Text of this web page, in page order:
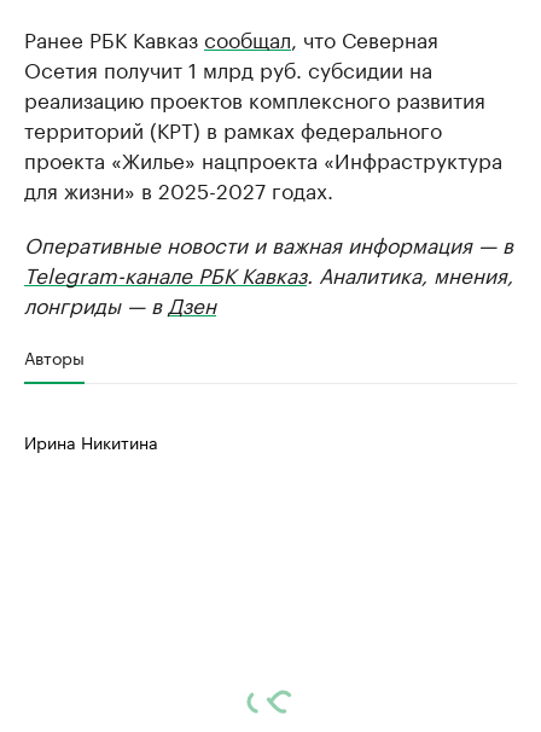
Ранее РБК Кавказсообщал , что Северная
Осетия получит 1 млрд руб. субсидии на
реализацию проектов комплексного развития
территорий (КРТ) в рамках федерального
проекта «Жилье» нацпроекта «Инфраструктура
для жизни» в 2025-2027 годах.
Оперативные новости и важная информация — в
Telegram-канале РБК Кавказ. Аналитика, мнения,
лонгриды — в Дзен
Авторы
Ирина Никитина